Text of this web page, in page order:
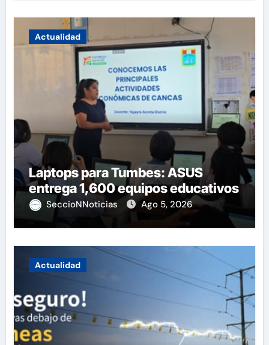
Actualidad
Laptops para Tumbes: ASUS
entrega 1,600 equipos educativos
SeccioNNoticias Ago 5, 2026
Actualidad